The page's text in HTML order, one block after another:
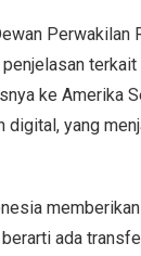
Perwakilan
ke Amerika
yang
ada